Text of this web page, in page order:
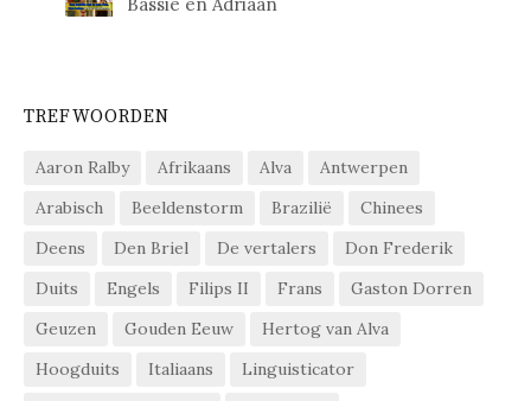
TREFWOORDEN
Aaron Ralby Afrikaans Alva
Antwerpen
Arabisch
Beeldenstorm Brazilië
Chinees
Deens
Den Briel De vertalers
Don Frederik
Duits
Engels Filips II Frans
Gaston Dorren
Geuzen
Gouden Eeuw
Hertog van Alva
Hoogduits
Italiaans
Linguisticator